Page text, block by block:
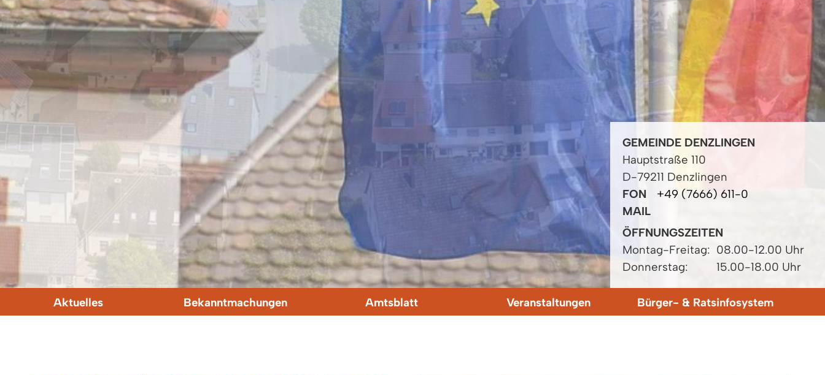
GEMEINDE DENZLINGEN
Hauptstraße 110
D-79211 Denzlingen
FON
+49 (7666) 611-0
MAIL
ÖFFNUNGSZEITEN
Montag-Freitag: 08.00-12.00 Uhr
Donnerstag:
15.00-18.00 Uhr
Aktuelles Bekanntmachungen Amtsblatt Veranstaltungen Bürger- & Ratsinfosystem